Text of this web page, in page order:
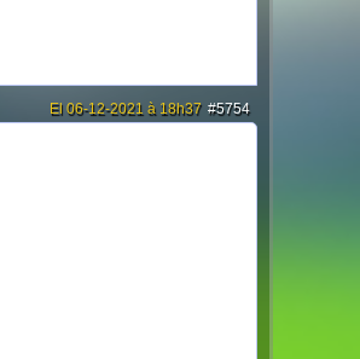
#5754
El 06-12-2021 à 18h37